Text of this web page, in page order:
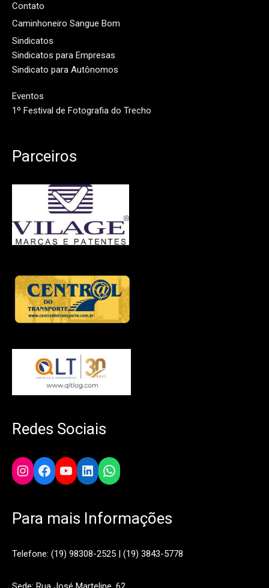
Contato
Caminhoneiro Sangue Bom
Sindicatos
Sindicatos para Empresas
Sindicato para Autônomos
Eventos
1º Festival de Fotografia do Trecho
Parceiros
Redes Sociais
Instagram
Facebook
YouTube
LinkedIn
WhatsApp
Para mais Informações
Telefone: (19) 98308-2525 | (19) 3843-5778